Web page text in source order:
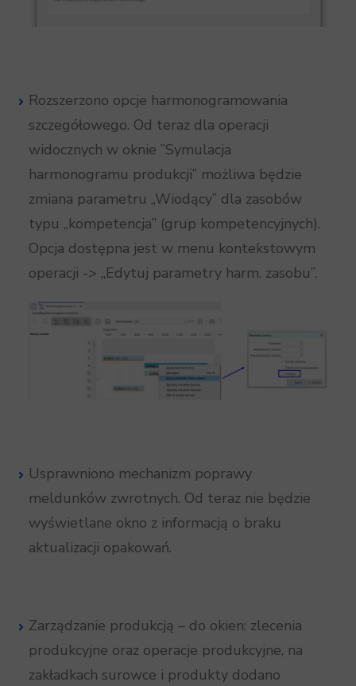
Rozszerzono opcje harmonogramowania
szczegółowego. Od teraz dla operacji
widocznych w oknie ”Symulacja
harmonogramu produkcji” możliwa będzie
zmiana parametru „Wiodący” dla zasobów
typu „kompetencja” (grup kompetencyjnych).
Opcja dostępna jest w menu kontekstowym
operacji -> „Edytuj parametry harm. zasobu”.
Usprawniono mechanizm poprawy
meldunków zwrotnych. Od teraz nie będzie
wyświetlane okno z informacją o braku
aktualizacji opakowań.
Zarządzanie produkcją – do okien: zlecenia
produkcyjne oraz operacje produkcyjne, na
zakładkach surowce i produkty dodano